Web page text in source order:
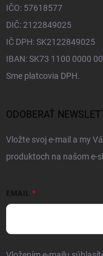
IČO: 57618577
DIČ: 2122849025
IČ DPH: SK2122849025
IBAN: SK73 1100 0000
Sme platcovia DPH.
ODOBERAŤ
Vložte svoj e-mail a my
produktoch na našom e-
EMAIL